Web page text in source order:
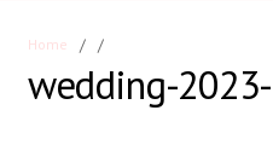
Home / /
wedding-